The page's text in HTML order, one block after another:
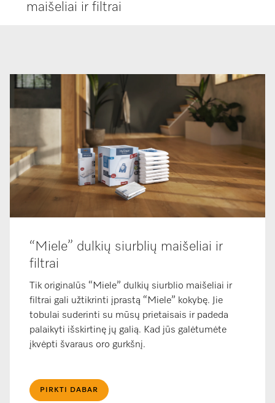
maišeliai ir filtrai
“Miele” dulkių siurblių maišeliai ir
filtrai
Tik originalūs “Miele” dulkių siurblio maišeliai ir
filtrai gali užtikrinti įprastą “Miele” kokybę. Jie
tobulai suderinti su mūsų prietaisais ir padeda
palaikyti išskirtinę jų galią. Kad jūs galėtumėte
įkvėpti švaraus oro gurkšnį.
PIRKTI DABAR